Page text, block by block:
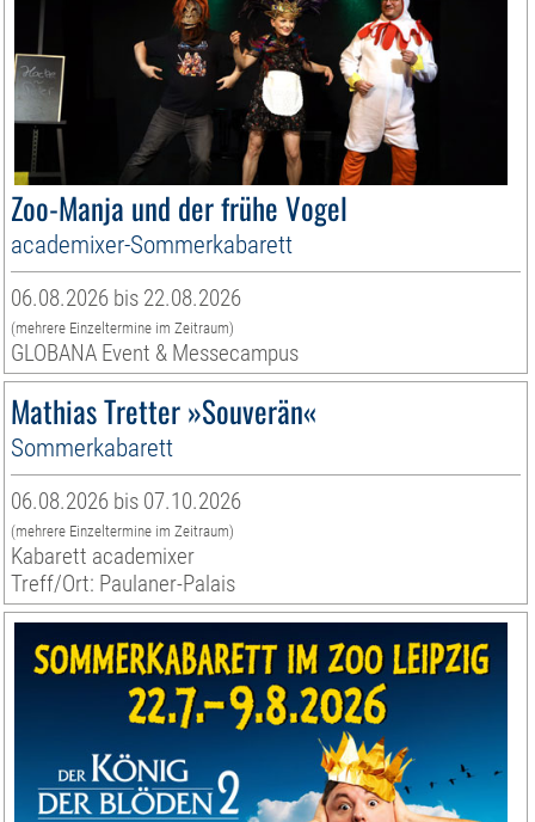
Zoo-Manja und der frühe Vogel
academixer-Sommerkabarett
06.08.2026 bis 22.08.2026
(mehrere Einzeltermine im Zeitraum)
GLOBANA Event & Messecampus
Mathias Tretter »Souverän«
Sommerkabarett
06.08.2026 bis 07.10.2026
(mehrere Einzeltermine im Zeitraum)
Kabarett academixer
Treff/Ort: Paulaner-Palais